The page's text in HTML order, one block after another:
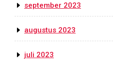
september 2023
augustus 2023
juli 2023